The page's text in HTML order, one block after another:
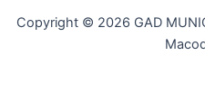
Copyright © 2026 GAD